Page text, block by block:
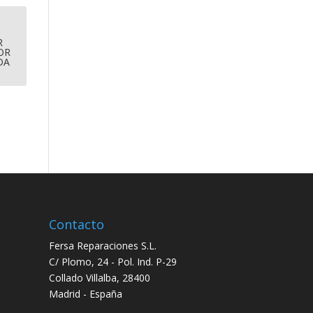
Contacto
Fersa Reparaciones S.L.
C/ Plomo, 24 - Pol. Ind. P-29
Collado Villalba, 28400
Madrid - España